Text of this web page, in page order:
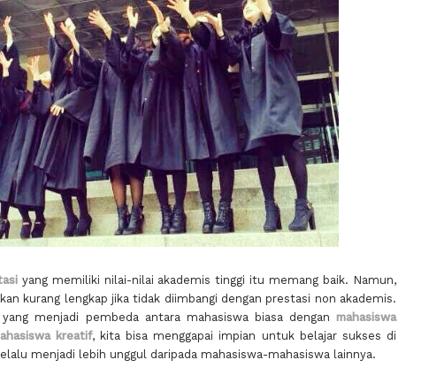
yang memiliki nilai-nilai akademis tinggi itu memang baik. Namun,
kurang lengkap jika tidak diimbangi dengan prestasi non akademis.
menjadi pembeda antara mahasiswa biasa dengan mahasiswa
kreatif, kita bisa menggapai impian untuk belajar sukses di
menjadi lebih unggul daripada mahasiswa-mahasiswa lainnya.